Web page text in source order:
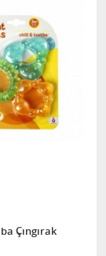
Çıngırak